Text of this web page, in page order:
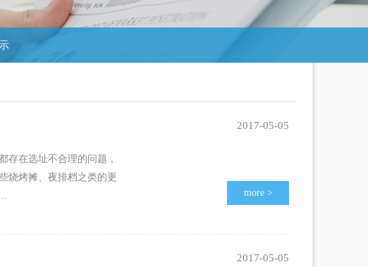
存在选址不合理的问题，
烧烤摊、夜排档之类的更
2017-05-05
more >
2017-05-05